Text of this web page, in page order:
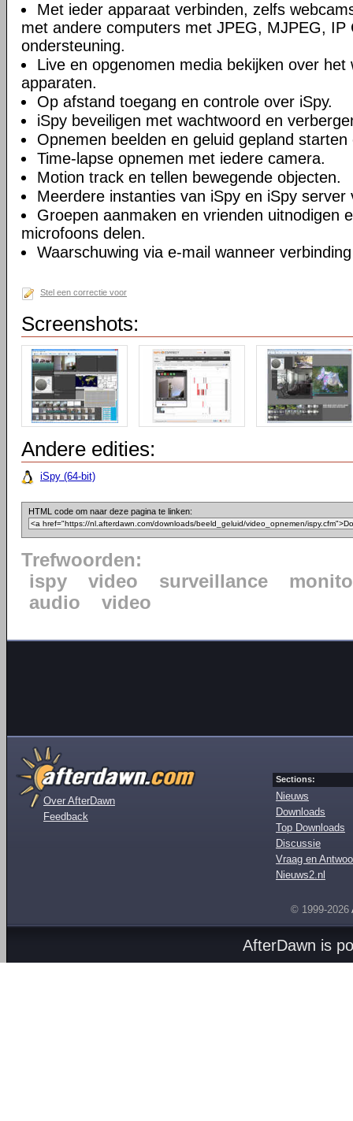
Met ieder apparaat verbinden, zelfs
met andere computers met JPEG, MJPEG, IP
ondersteuning.
Live en opgenomen media bekijken over het
apparaten.
Op afstand toegang en controle over iSpy.
iSpy beveiligen met wachtwoord en
Opnemen beelden en geluid gepland
Time-lapse opnemen met iedere camera.
Motion track en tellen bewegende objecten.
Meerdere instanties van iSpy en iSpy server
Groepen aanmaken en vrienden uitnodigen
microfoons delen.
Waarschuwing via e-mail wanneer
Stel een correctie voor
Screenshots:
Andere edities:
iSpy (64-bit)
HTML code om naar deze pagina te linken:
Trefwoorden:
ispy
video surveillance
audio
video
Over AfterDawn
Feedback
Sections:
Nieuws
Downloads
Top Downloads
Discussie
Vraag en
Nieuws2.nl
© 1999-2026
AfterDawn is